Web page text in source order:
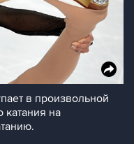
в произвольной
катания на